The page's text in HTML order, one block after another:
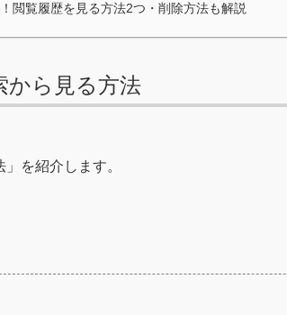
閲覧履歴を見る方法2つ・削除方法も解説
から見る方法
を紹介します。